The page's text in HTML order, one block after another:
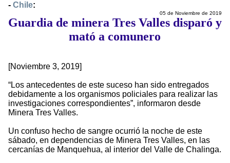
- Chile:
05 de Noviembre de 2019
Guardia de minera Tres Valles disparó y
mató a comunero
[Noviembre 3, 2019]
“Los antecedentes de este suceso han sido entregados
debidamente a los organismos policiales para realizar las
investigaciones correspondientes”, informaron desde
Minera Tres Valles.
Un confuso hecho de sangre ocurrió la noche de este
sábado, en dependencias de Minera Tres Valles, en las
cercanías de Manquehua, al interior del Valle de Chalinga.